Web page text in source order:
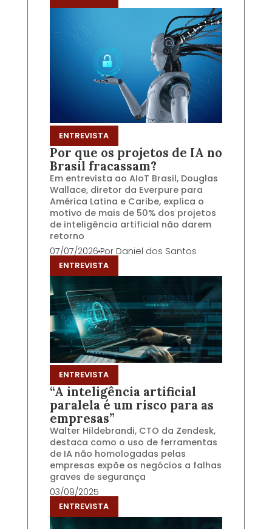
ENTREVISTA
Por que os projetos de IA no
Brasil fracassam?
Em entrevista ao AIoT Brasil, Douglas
Wallace, diretor da Everpure para
América Latina e Caribe, explica o
motivo de mais de 50% dos projetos
de inteligência artificial não darem
retorno
07/07/2026Por Daniel dos Santos
ENTREVISTA
ENTREVISTA
“A inteligência artificial
paralela é um risco para as
empresas”
Walter Hildebrandi, CTO da Zendesk,
destaca como o uso de ferramentas
de IA não homologadas pelas
empresas expõe os negócios a falhas
graves de segurança
03/09/2025
ENTREVISTA